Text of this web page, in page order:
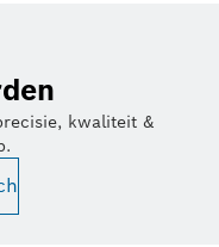
kwaliteit &